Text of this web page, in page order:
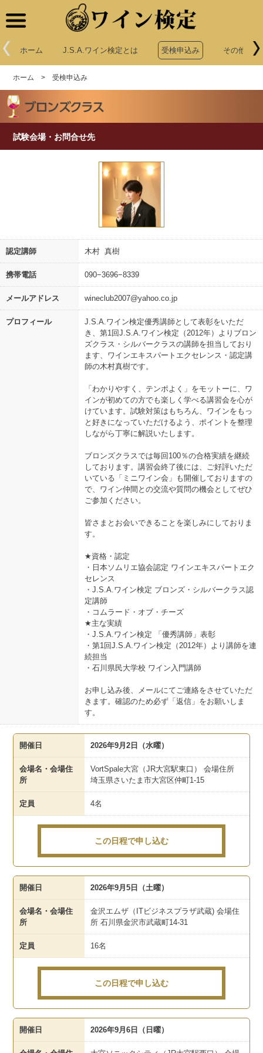
ホーム J.S.A.ワイン検定とは 受検申込み その他申込
ホーム >受検申込み
試験会場・お問合せ先
認定講師 木村 真樹
携帯電話 090−3696−8339
メールアドレス wineclub2007@yahoo.co.jp
プロフィール
J.S.A.ワイン検定優秀講師として表彰をいただ
き、第1回J.S.A.ワイン検定（2012年）よりブロン
ズクラス・シルバークラスの講師を担当しており
ます、ワインエキスパートエクセレンス・認定講
師の木村真樹です。
「わかりやすく、テンポよく」をモットーに、ワ
インが初めての方でも楽しく学べる講習会を心が
けています。試験対策はもちろん、ワインをもっ
と好きになっていただけるよう、ポイントを整理
しながら丁寧に解説いたします。
ブロンズクラスでは毎回100％の合格実績を継続
しております。講習会終了後には、ご好評いただ
いている「ミニワイン会」も開催しておりますの
で、ワイン仲間との交流や質問の機会としてぜひ
ご参加ください。
皆さまとお会いできることを楽しみにしておりま
す。
★資格・認定
・日本ソムリエ協会認定 ワインエキスパートエク
セレンス
・J.S.A.ワイン検定 ブロンズ・シルバークラス認
定講師
・コムラード・オブ・チーズ
★主な実績
・J.S.A.ワイン検定 「優秀講師」表彰
・第1回J.S.A.ワイン検定（2012年）より講師を連
続担当
・石川県民大学校 ワイン入門講師
お申し込み後、メールにてご連絡をさせていただ
きます。確認のため必ず「返信」をお願いしま
す。
開催日 2026年9月2日（水曜）
会場名・会場住
所
VortSpale大宮（JR大宮駅東口） 会場住所
埼玉県さいたま市大宮区仲町1-15
定員 4名
この日程で申し込む
開催日 2026年9月5日（土曜）
会場名・会場住
所
金沢エムザ（ITビジネスプラザ武蔵) 会場住
所 石川県金沢市武蔵町14-31
定員 16名
この日程で申し込む
開催日 2026年9月6日（日曜）